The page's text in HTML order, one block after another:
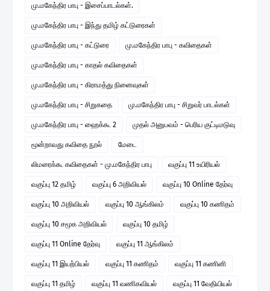
மு.மகேந்திர பாபு - இசைப்பாடல்கள்.
மு.மகேந்திர பாபு - இந்து தமிழ் கட்டுரைகள்
மு.மகேந்திர பாபு - கட்டுரை மு.மகேந்திர பாபு - கவிதைகள்
மு.மகேந்திர பாபு - காதல் கவிதைகள்
மு.மகேந்திர பாபு - கிராமத்து நினைவுகள்
மு.மகேந்திர பாபு - சிறுகதை மு.மகேந்திர பாபு - சிறுவர் பாடல்கள்
மு.மகேந்திர பாபு - ஹைக்கூ 2 முதல் அனுபவம் - பெரிய குட்டிமடுவு
மூன்றாவது கவிதை நூல் மேடை
லிமரைக்கூ கவிதைகள் - மு.மகேந்திர பாபு வகுப்பு 11 உயிரியல்
வகுப்பு 12 தமிழ் வகுப்பு 6 அறிவியல் வகுப்பு 10 Online தேர்வு
வகுப்பு 10 அறிவியல் வகுப்பு 10 ஆங்கிலம் வகுப்பு 10 கணிதம்
வகுப்பு 10 சமூக அறிவியல் வகுப்பு 10 தமிழ்
வகுப்பு 11 Online தேர்வு வகுப்பு 11 ஆங்கிலம்
வகுப்பு 11 இயற்பியல் வகுப்பு 11 கணிதம் வகுப்பு 11 கணினி
வகுப்பு 11 தமிழ் வகுப்பு 11 வணிகவியல் வகுப்பு 11 வேதியியல்